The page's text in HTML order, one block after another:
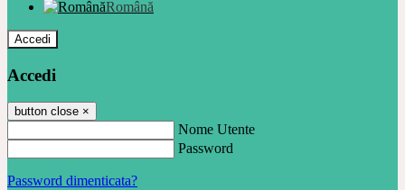
Română
Accedi
Accedi
button close ×
Nome Utente
Password
Password dimenticata?